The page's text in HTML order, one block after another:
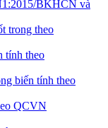
BKHCN và
trong theo
tính theo
biến tính theo
QCVN